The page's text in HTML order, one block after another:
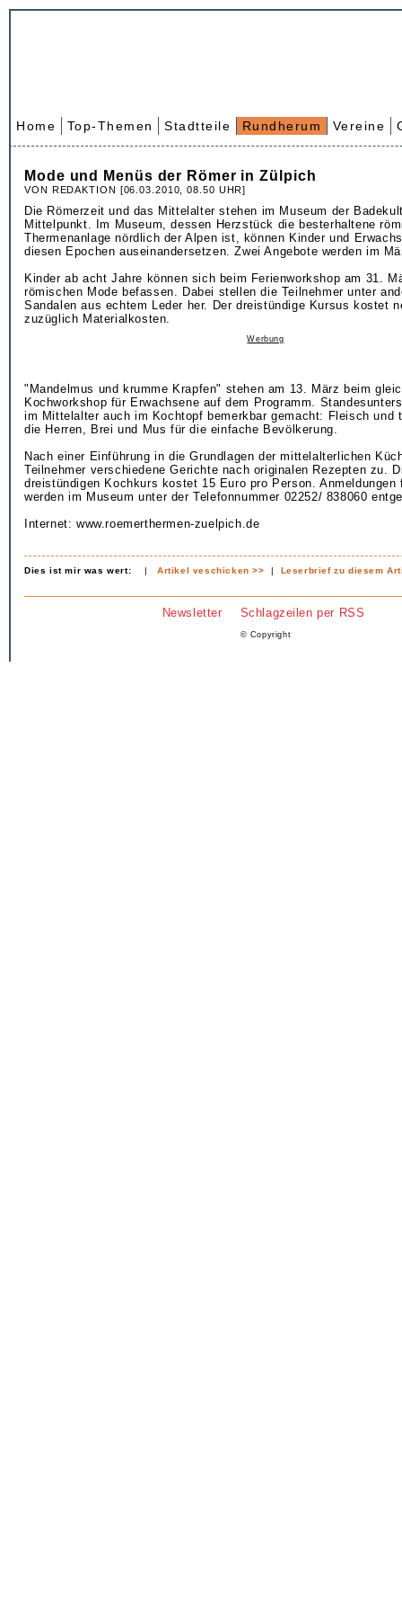
Home Top-Themen Stadtteile Rundherum Vereine
Mode und Menüs der Römer in Zülpich
VON REDAKTION [06.03.2010, 08.50 UHR]
Die Römerzeit und das Mittelalter stehen im Museum der
Mittelpunkt. Im Museum, dessen Herzstück die besterhaltene
Thermenanlage nördlich der Alpen ist, können Kinder und
diesen Epochen auseinandersetzen. Zwei Angebote werden im
Kinder ab acht Jahre können sich beim Ferienworkshop am 31.
römischen Mode befassen. Dabei stellen die Teilnehmer unter
Sandalen aus echtem Leder her. Der dreistündige Kursus kostet
zuzüglich Materialkosten.
Werbung
"Mandelmus und krumme Krapfen" stehen am 13. März beim
Kochworkshop für Erwachsene auf dem Programm.
im Mittelalter auch im Kochtopf bemerkbar gemacht: Fleisch und
die Herren, Brei und Mus für die einfache Bevölkerung.
Nach einer Einführung in die Grundlagen der mittelalterlichen
Teilnehmer verschiedene Gerichte nach originalen Rezepten zu.
dreistündigen Kochkurs kostet 15 Euro pro Person. Anmeldungen
werden im Museum unter der Telefonnummer 02252/ 838060
Internet: www.roemerthermen-zuelpich.de
Dies ist mir was wert: |Artikel veschicken >> | Leserbrief zu diesem
Newsletter Schlagzeilen per RSS
© Copyright